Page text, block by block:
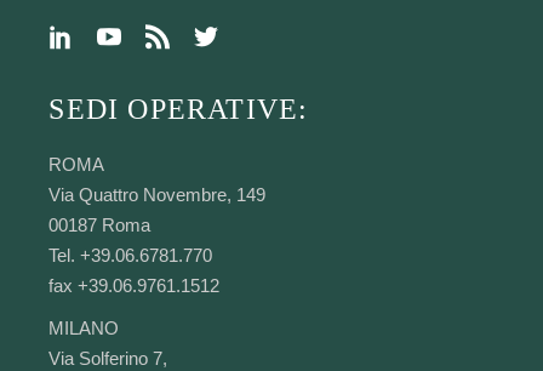
SEDI OPERATIVE:
ROMA
Via Quattro Novembre, 149
00187 Roma
Tel. +39.06.6781.770
fax +39.06.9761.1512
MILANO
Via Solferino 7,